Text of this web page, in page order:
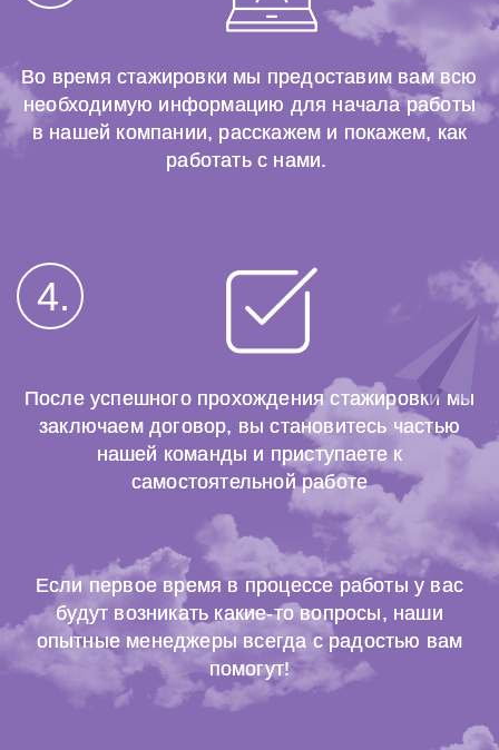
Во время стажировки мы предоставим вам всю
необходимую информацию для начала работы
в нашей компании, расскажем и покажем, как
работать с нами.
4.
После успешного прохождения стажировки мы
заключаем договор, вы становитесь частью
нашей команды и приступаете к
самостоятельной работе
Если первое время в процессе работы у вас
будут возникать какие-то вопросы, наши
опытные менеджеры всегда с радостью вам
помогут!